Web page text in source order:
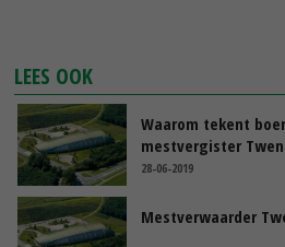
LEES OOK
Waarom tekent
mestvergister
28-06-2019
Mestverwaarder